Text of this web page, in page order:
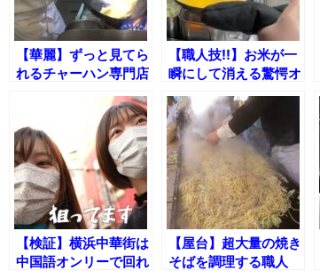
【華麗】ずっと見てら
れるチャーハン専門店
【職人技!!】お米が一
瞬にして消える驚愕オ
ムライス！
【検証】横浜中華街は
中国語オンリーで回れ
【屋台】超大量の焼き
そばを調理する職人